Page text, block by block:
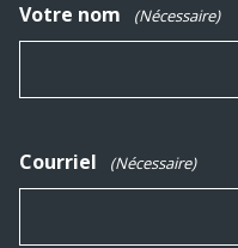
Votre nom (Nécessaire)
Courriel (Nécessaire)